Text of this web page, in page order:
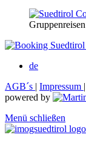
Gruppenreisen
de
AGB´s | Impressum |
powered by
Menü schließen